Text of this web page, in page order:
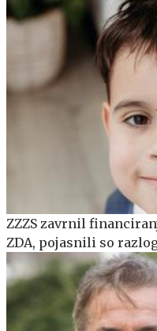
ZZZS zavrnil
ZDA, pojasnili so